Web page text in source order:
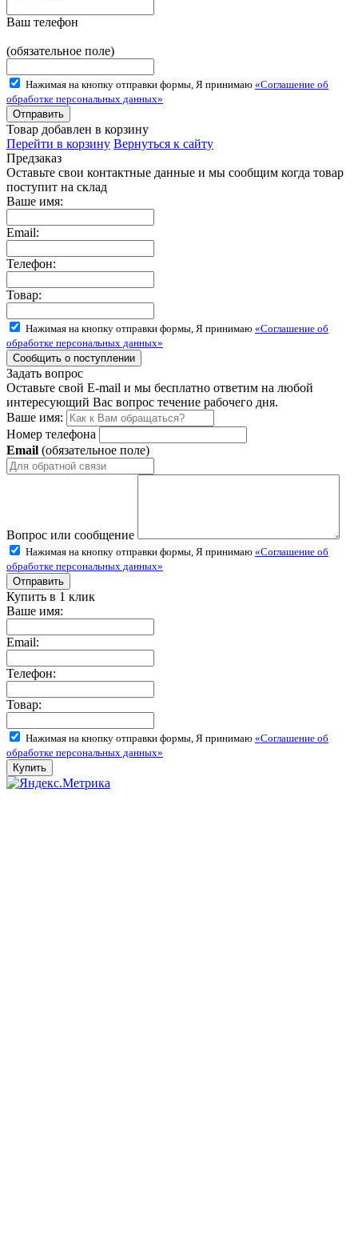
Ваш телефон
(обязательное поле)
Нажимая на кнопку отправки формы, Я принимаю «Соглашение об
обработке персональных данных»
Товар добавлен в корзину
Перейти в корзину Вернуться к сайту
Предзаказ
Оставьте свои контактные данные и мы сообщим когда товар
поступит на склад
Ваше имя:
Email:
Телефон:
Товар:
Нажимая на кнопку отправки формы, Я принимаю «Соглашение об
обработке персональных данных»
Задать вопрос
Оставьте свой E-mail и мы бесплатно ответим на любой
интересующий Вас вопрос течение рабочего дня.
Ваше имя:
Номер телефона
Email (обязательное поле)
Вопрос или сообщение
Нажимая на кнопку отправки формы, Я принимаю «Соглашение об
обработке персональных данных»
Купить в 1 клик
Ваше имя:
Email:
Телефон:
Товар:
Нажимая на кнопку отправки формы, Я принимаю «Соглашение об
обработке персональных данных»